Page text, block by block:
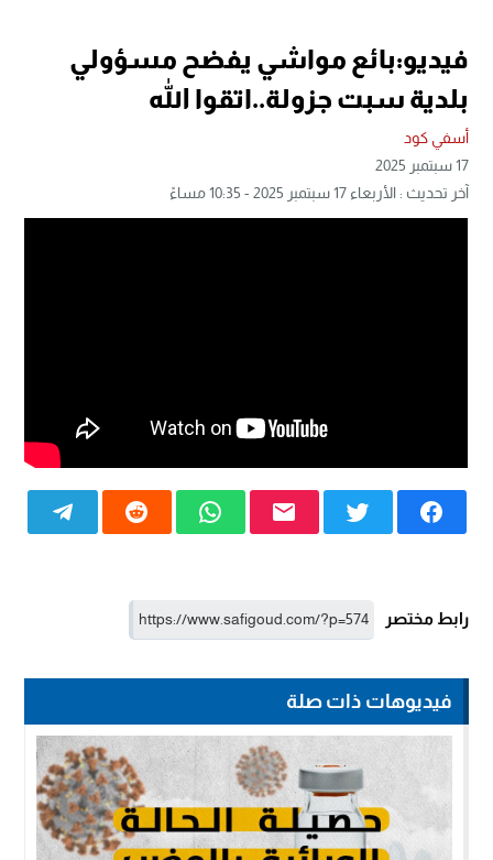
فيديو:بائع مواشي يفضح مسؤولي
بلدية سبت جزولة..اتقوا الله
أسفي كود
17 سبتمبر 2025
آخر تحديث : الأربعاء 17 سبتمبر 2025 - 10:35 مساءً
رابط مختصر
فيديوهات ذات صلة